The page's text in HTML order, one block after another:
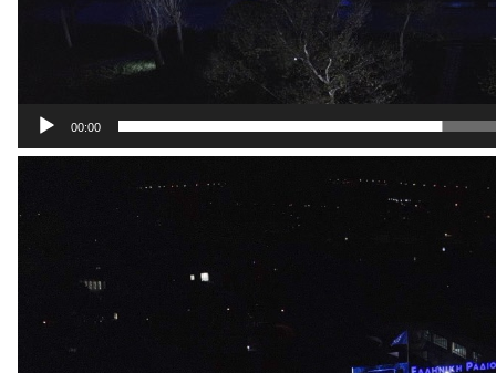
00:00